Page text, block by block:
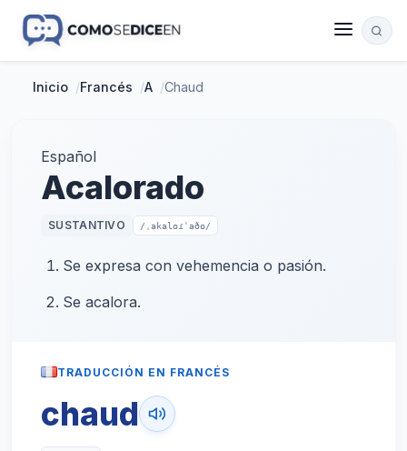
Inicio /Francés /A /Chaud
Español
Acalorado
SUSTANTIVO /ˌakaloɾˈaðo/
Se expresa con vehemencia o pasión.
Se acalora.
TRADUCCIÓN EN FRANCÉS
chaud